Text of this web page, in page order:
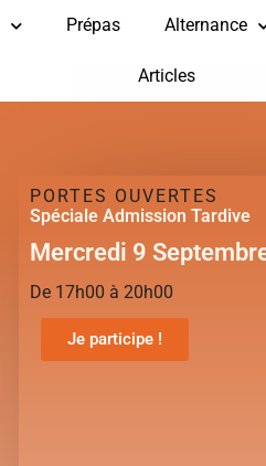
Prépas Alternance
Articles
PORTES OUVERTES
Spéciale Admission Tardive
Mercredi 9
De 17h00 à 20h00
Je participe !